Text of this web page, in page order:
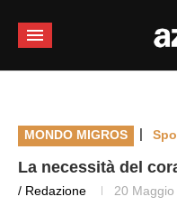
MONDO MIGROS |
La necessità del
/ Redazione 20